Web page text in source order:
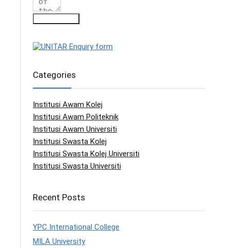
Categories
Institusi Awam Kolej
Institusi Awam Politeknik
Institusi Awam Universiti
Institusi Swasta Kolej
Institusi Swasta Kolej Universiti
Institusi Swasta Universiti
Recent Posts
YPC International College
MILA University